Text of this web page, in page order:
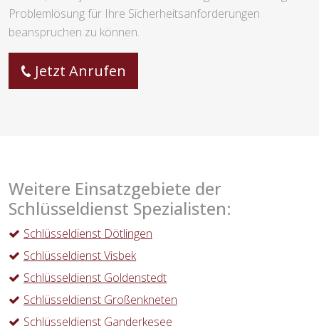
Problemlösung für Ihre Sicherheitsanforderungen
beanspruchen zu können.
Jetzt Anrufen
Weitere Einsatzgebiete der
Schlüsseldienst Spezialisten:
Schlüsseldienst Dötlingen
Schlüsseldienst Visbek
Schlüsseldienst Goldenstedt
Schlüsseldienst Großenkneten
Schlüsseldienst Ganderkesee